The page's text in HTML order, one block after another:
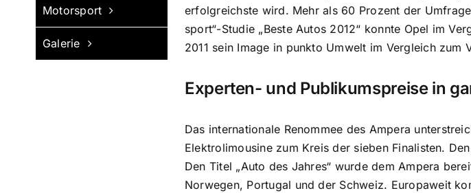
Motorsport
Galerie
erfolgreichste wird. Mehr als 60 Prozent der
sport“-Studie „Beste Autos 2012“ konnte Opel im
2011 sein Image in punkto Umwelt im Vergleich zum
Experten- und Publikumspreise in
Das internationale Renommee des Ampera
Elektrolimousine zum Kreis der sieben Finalisten.
Den Titel „Auto des Jahres“ wurde dem Ampera
Norwegen, Portugal und der Schweiz. Europaweit